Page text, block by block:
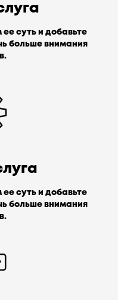
суть и добавьте
больше внимания
суть и добавьте
больше внимания